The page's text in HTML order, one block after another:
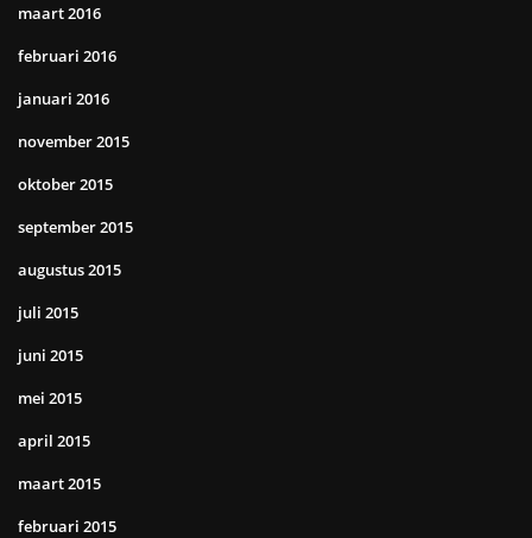
maart 2016
februari 2016
januari 2016
november 2015
oktober 2015
september 2015
augustus 2015
juli 2015
juni 2015
mei 2015
april 2015
maart 2015
februari 2015